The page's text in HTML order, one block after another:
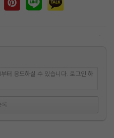
터 응모하실 수 있습니다. 로그인 하